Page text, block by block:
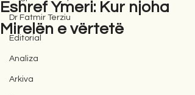
Dr Fatmir Terziu
Editorial
Analiza
Arkiva
Eshref Ymeri: Kur njoha
Mirelën e vërtetë